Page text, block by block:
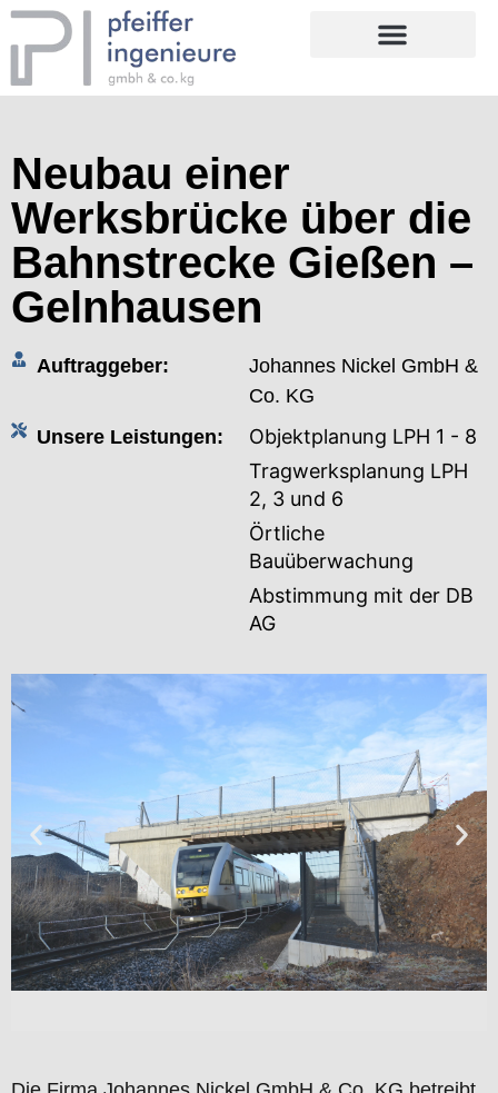
Neubau einer
Werksbrücke über die
Bahnstrecke Gießen –
Gelnhausen
Auftraggeber:
Johannes Nickel GmbH &
Co. KG
Unsere Leistungen:
Objektplanung LPH 1 - 8
Tragwerksplanung LPH
2, 3 und 6
Örtliche
Bauüberwachung
Abstimmung mit der DB
AG